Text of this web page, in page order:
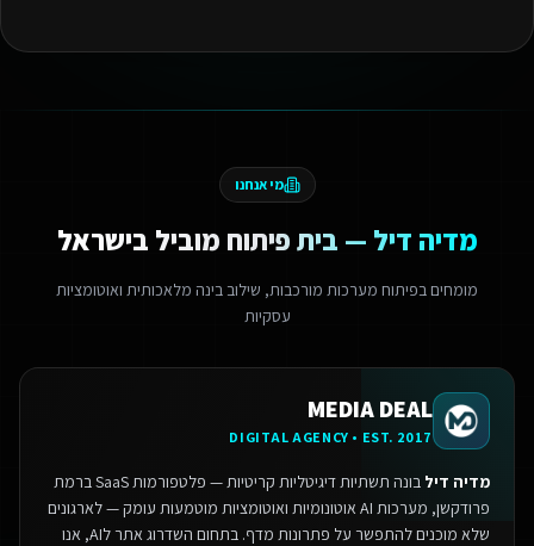
מי אנחנו
מדיה דיל — בית פיתוח מוביל בישראל
מומחים בפיתוח מערכות מורכבות, שילוב בינה מלאכותית ואוטומציות
עסקיות
MEDIA DEAL
DIGITAL AGENCY • EST. 2017
מדיה דיל
בונה תשתיות דיגיטליות קריטיות — פלטפורמות SaaS ברמת
פרודקשן, מערכות AI אוטונומיות ואוטומציות מוטמעות עומק — לארגונים
שלא מוכנים להתפשר על פתרונות מדף.
בתחום השדרוג אתר לAI, אנו